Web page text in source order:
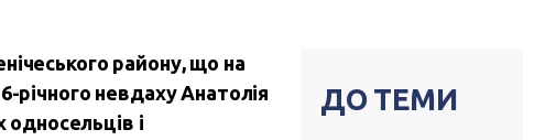
району, що на
річного невдаху Анатолія
односельців і
ДО ТЕМИ